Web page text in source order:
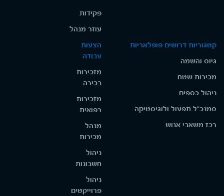
פקידות
עוזר מנהל
קטגוריות דרושים פופלאריות
גיוס והשמה
מכירות שטח
ניהול כספים
סמנכ"ל תפעול ולוגיסטיקה
רכז משאבי אנוש
הצעות
עבודה
מזכירות
בכירה
מזכירות
רפואית
מנהל
מכירות
ניהול
חשבונות
ניהול
פרוייקטים